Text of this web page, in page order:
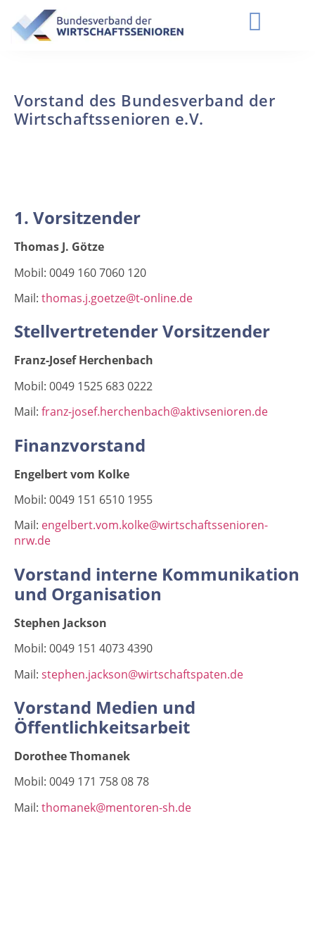
Vorstand des Bundesverband der
Wirtschaftssenioren e.V.
1. Vorsitzender
Thomas J. Götze
Mobil: 0049 160 7060 120
Mail: thomas.j.goetze@t-online.de
Stellvertretender Vorsitzender
Franz-Josef Herchenbach
Mobil: 0049 1525 683 0222
Mail: franz-josef.herchenbach@aktivsenioren.de
Finanzvorstand
Engelbert vom Kolke
Mobil: 0049 151 6510 1955
Mail: engelbert.vom.kolke@wirtschaftssenioren-
nrw.de
Vorstand interne Kommunikation
und Organisation
Stephen Jackson
Mobil: 0049 151 4073 4390
Mail: stephen.jackson@wirtschaftspaten.de
Vorstand Medien und
Öffentlichkeitsarbeit
Dorothee Thomanek
Mobil: 0049 171 758 08 78
Mail: thomanek@mentoren-sh.de